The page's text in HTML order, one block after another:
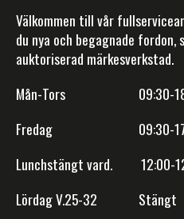
Välkommen till vår
du nya och begagnade
auktoriserad märkesverkstad.
Mån-Tors 09:30-
Fredag 09:30-
Lunchstängt vard. 12:00-
Lördag V.25-32 Stängt